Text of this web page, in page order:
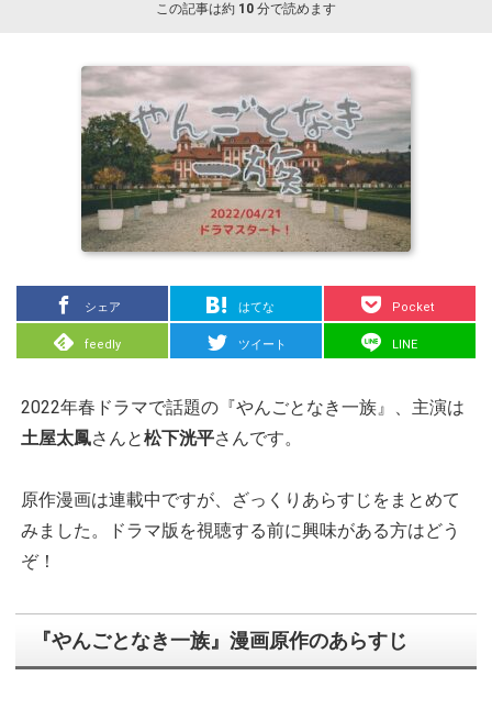
この記事は約 10 分で読めます
シェア はてな Pocket
feedly ツイート LINE
2022年春ドラマで話題の『やんごとなき一族』、主演は
土屋太鳳さんと松下洸平さんです。
原作漫画は連載中ですが、ざっくりあらすじをまとめて
みました。ドラマ版を視聴する前に興味がある方はどう
ぞ！
『やんごとなき一族』漫画原作のあらすじ